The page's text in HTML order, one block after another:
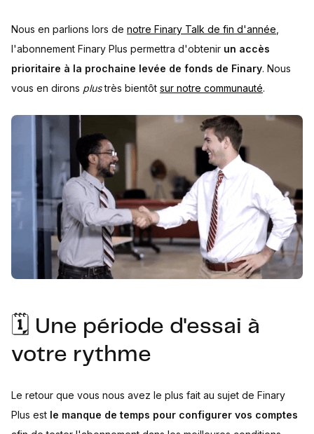
Nous en parlions lors de notre Finary Talk de fin d'année
l'abonnement Finary Plus permettra d'obtenir un accès
prioritaire à la prochaine levée de fonds de Finary. Nous
vous en dirons plustrès bientôt sur notre communauté.
🗓 Une période d'essai à
votre rythme
Le retour que vous nous avez le plus fait au sujet de Finary
Plus est le manque de temps pour configurer vos comptes